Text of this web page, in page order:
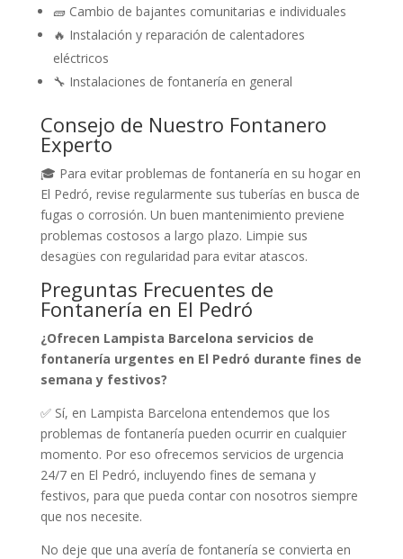
🧱 Cambio de bajantes comunitarias e individuales
🔥 Instalación y reparación de calentadores
eléctricos
🔧 Instalaciones de fontanería en general
Consejo de Nuestro Fontanero
Experto
🎓 Para evitar problemas de fontanería en su hogar en
El Pedró, revise regularmente sus tuberías en busca de
fugas o corrosión. Un buen mantenimiento previene
problemas costosos a largo plazo. Limpie sus
desagües con regularidad para evitar atascos.
Preguntas Frecuentes de
Fontanería en El Pedró
¿Ofrecen Lampista Barcelona servicios de
fontanería urgentes en El Pedró durante fines de
semana y festivos?
✅ Sí, en Lampista Barcelona entendemos que los
problemas de fontanería pueden ocurrir en cualquier
momento. Por eso ofrecemos servicios de urgencia
24/7 en El Pedró, incluyendo fines de semana y
festivos, para que pueda contar con nosotros siempre
que nos necesite.
No deje que una avería de fontanería se convierta en